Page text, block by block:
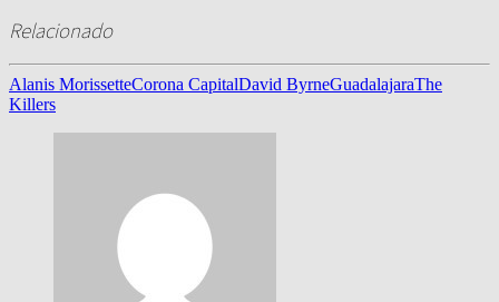
Relacionado
Alanis MorissetteCorona CapitalDavid ByrneGuadalajaraThe
Killers